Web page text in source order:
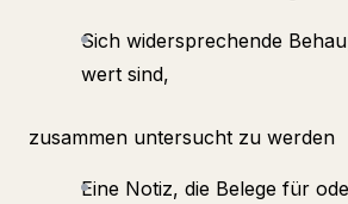
Sich widersprechende
wert sind,
zusammen untersucht zu werden
Eine Notiz, die Belege für